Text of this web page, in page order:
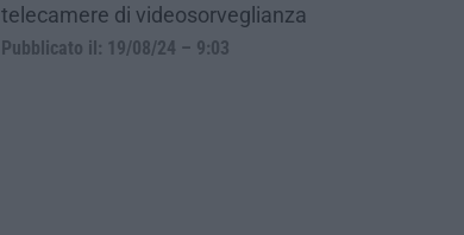
telecamere di videosorveglianza
Pubblicato il: 19/08/24 – 9:03